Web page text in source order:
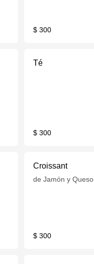
$ 300
Té
$ 300
Croissant
de Jamón y Queso
$ 300